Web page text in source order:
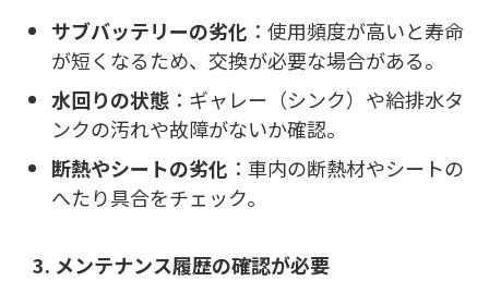
サブバッテリーの劣化 ：使用頻度が高いと寿命
が短くなるため、交換が必要な場合がある。
水回りの状態 ：ギャレー（シンク）や給排水タ
ンクの汚れや故障がないか確認。
断熱やシートの劣化 ：車内の断熱材やシートの
へたり具合をチェック。
3. メンテナンス履歴の確認が必要